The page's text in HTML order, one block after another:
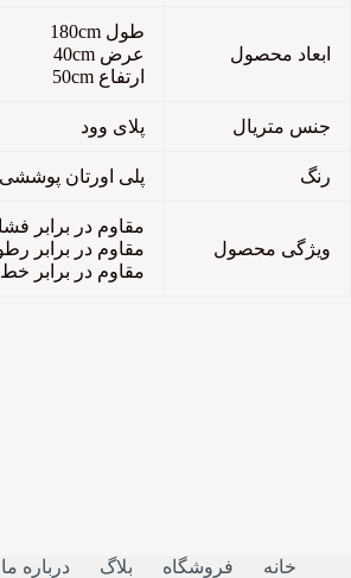
ابعاد محصول
طول 180cm
عرض 40cm
ارتفاع 50cm
جنس متریال پلای وود
رنگ پلی اورتان پوششی
ویژگی محصول
مقاوم در برابر
مقاوم در برابر
مقاوم در برابر
خانه فروشگاه بلاگ درباره ما